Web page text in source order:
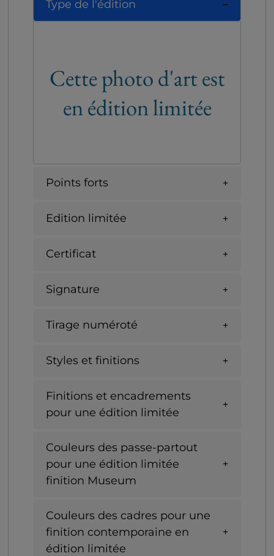
Type de l'édition
Cette photo d'art est
en édition limitée
Points forts
Edition limitée
Certificat
Signature
Tirage numéroté
Styles et finitions
Finitions et encadrements
pour une édition limitée
Couleurs des passe-partout
pour une édition limitée
finition Museum
Couleurs des cadres pour une
finition contemporaine en
édition limitée